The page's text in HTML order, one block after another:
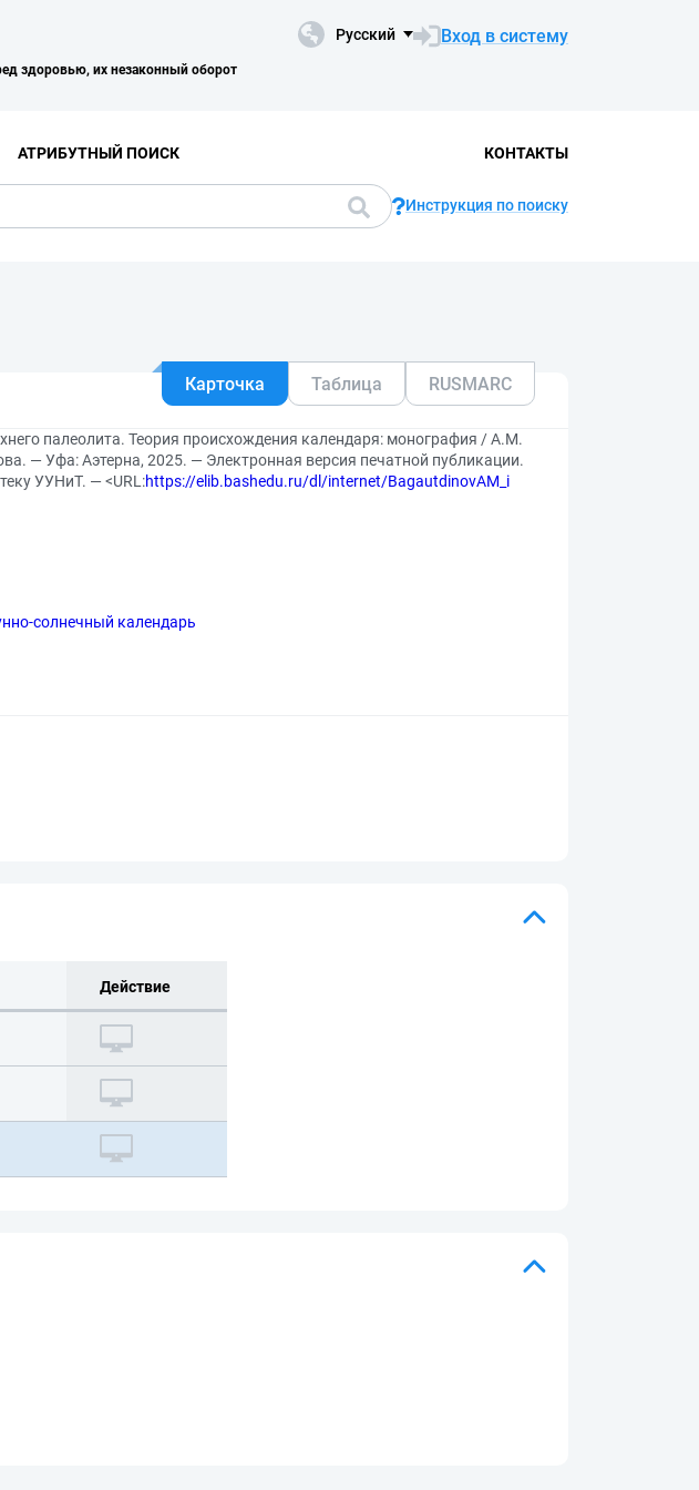
здоровью, их незаконный оборот
Русский Вход в систему
АТРИБУТНЫЙ ПОИСК КОНТАКТЫ
Инструкция по поиску
Карточка Таблица RUSMARC
палеолита. Теория происхождения календаря: монография / А.М.
— Уфа: Аэтерна, 2025. — Электронная версия печатной публикации.
УУНиТ. — <URL:https://elib.bashedu.ru/dl/internet/BagautdinovAM_i
солнечный календарь
Действие